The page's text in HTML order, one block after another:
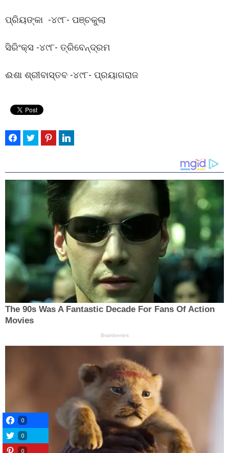
ପ୍ରିୟଙ୍କା -୪୯୮- ପଞ୍ଚକୁଲା
ସିରିଂକ୍ସ -୪୯୮- ତ୍ରିବେନ୍ଦ୍ରମ
ଈଶା ଶ୍ରୀବାସ୍ତବ -୪୯୮- ପ୍ରୟାଗରାଜ
0
0
0